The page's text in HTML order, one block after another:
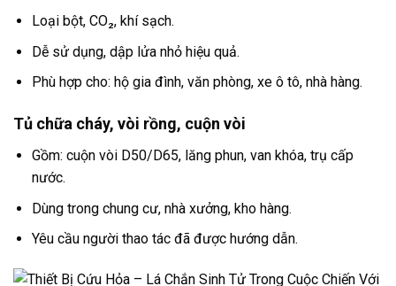
Loại bột, CO₂, khí sạch.
Dễ sử dụng, dập lửa nhỏ hiệu quả.
Phù hợp cho: hộ gia đình, văn phòng, xe ô tô, nhà hàng.
Tủ chữa cháy, vòi rồng, cuộn vòi
Gồm: cuộn vòi D50/D65, lăng phun, van khóa, trụ cấp
nước.
Dùng trong chung cư, nhà xưởng, kho hàng.
Yêu cầu người thao tác đã được hướng dẫn.